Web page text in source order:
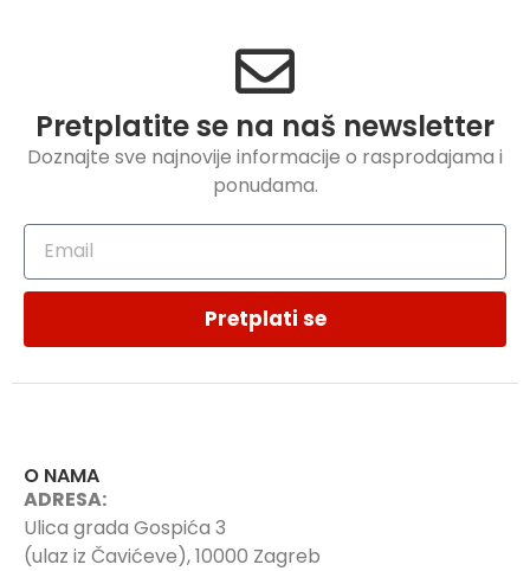
Pretplatite se na naš newsletter
Doznajte sve najnovije informacije o rasprodajama i
ponudama.
Pretplati se
O NAMA
ADRESA:
Ulica grada Gospića 3
(ulaz iz Čavićeve), 10000 Zagreb